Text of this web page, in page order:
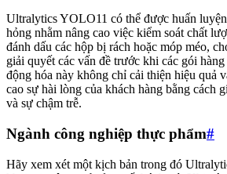
Ultralytics YOLO11 có thể được huấn
hỏng nhằm nâng cao việc kiểm soát chất
đánh dấu các hộp bị rách hoặc móp méo,
giải quyết các vấn đề trước khi các gói
động hóa này không chỉ cải thiện hiệu quả
cao sự hài lòng của khách hàng bằng cách
và sự chậm trễ.
Ngành công nghiệp thực phẩm#
Hãy xem xét một kịch bản trong đó